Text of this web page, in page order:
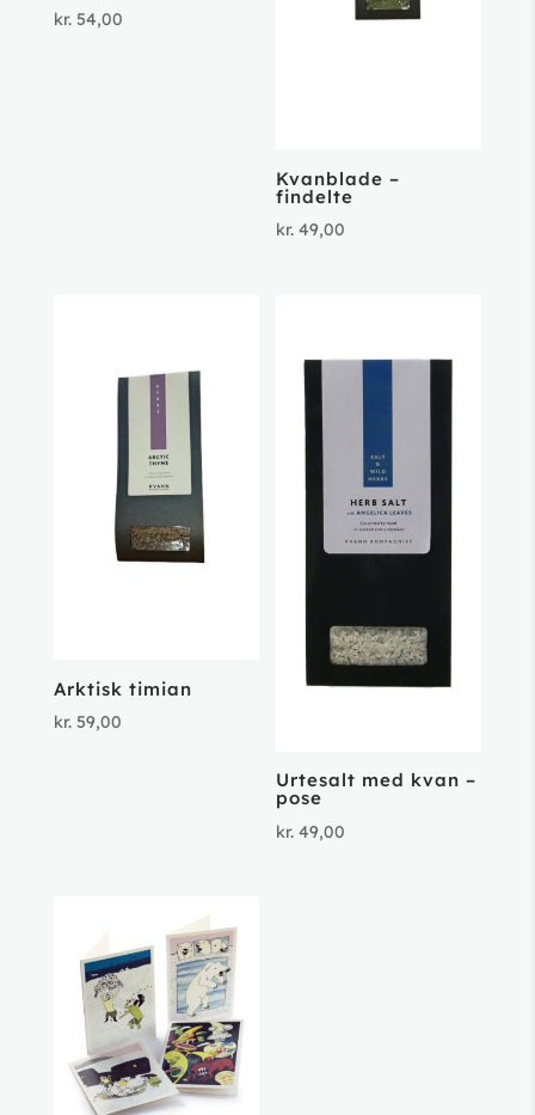
kr.54,00
Kvanblade –
findelte
kr. 49,00
Arktisk timian
kr.59,00
Urtesalt med kvan –
pose
kr. 49,00